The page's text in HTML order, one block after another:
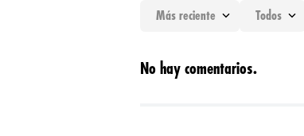
Más reciente Todos
No hay comentarios.